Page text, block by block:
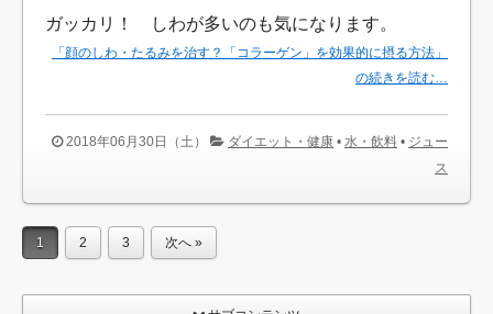
ガッカリ！ しわが多いのも気になります。
「顔のしわ・たるみを治す？「コラーゲン」を効果的に摂る方法」
の続きを読む…
2018年06月30日（土） ダイエット・健康 • 水・飲料 • ジュー
ス
1 2 3 次へ »